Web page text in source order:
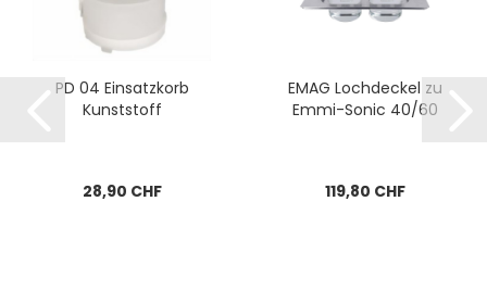
PD 04 Einsatzkorb
Kunststoff
28,90 CHF
EMAG Lochdeckel zu
Emmi-Sonic 40/60
119,80 CHF